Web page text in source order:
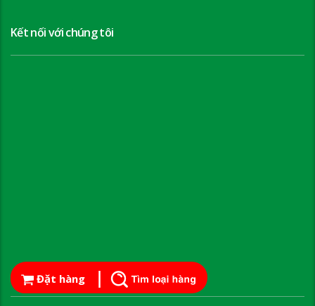
Đặt hàng
Kết nối với chúng tôi